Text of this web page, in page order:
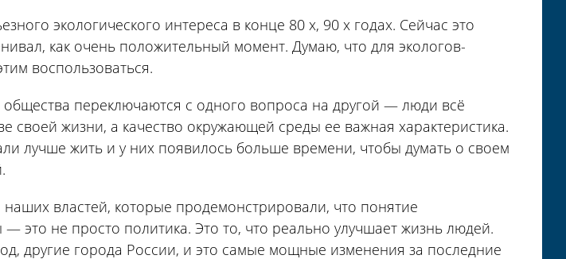
экологического интереса в конце 80 х, 90 х годах. Сейчас это
как очень положительный момент. Думаю, что для экологов-
воспользоваться.
общества переключаются с одного вопроса на другой — люди всё
своей жизни, а качество окружающей среды ее важная характеристика.
лучше жить и у них появилось больше времени, чтобы думать о своем
властей, которые продемонстрировали, что понятие
это не просто политика. Это то, что реально улучшает жизнь людей.
другие города России, и это самые мощные изменения за последние